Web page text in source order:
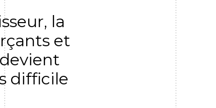
la
et
difficile